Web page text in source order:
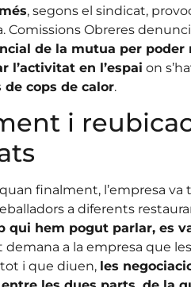
, segons el sindicat,
Comissions Obreres
de la mutua per poder
l’activitat en l’espai on
de cops de calor.
i
finalment, l’empresa
a diferents
qui hem pogut parlar, es
demana a la empresa que
i que diuen, les